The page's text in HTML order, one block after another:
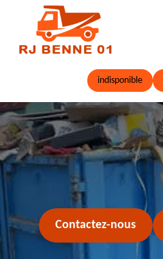
indisponible
Contactez-nous